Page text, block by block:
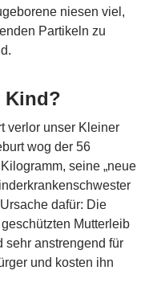
niesen viel,
Partikeln zu
Kind?
verlor unser Kleiner
wog der 56
seine „neue
dafür: Die
Mutterleib
sehr anstrengend für
und kosten ihn